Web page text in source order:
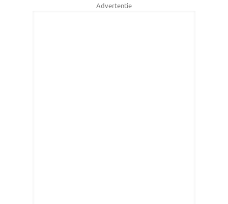
Advertentie